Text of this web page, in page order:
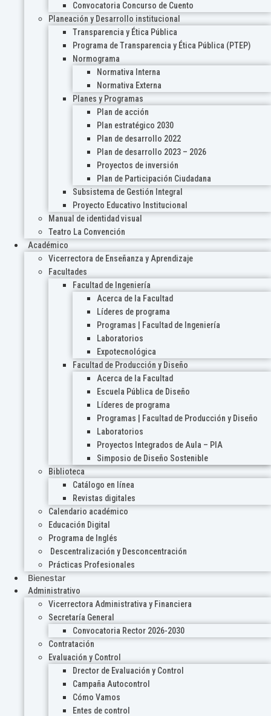
Convocatoria Concurso de Cuento
Planeación y Desarrollo institucional
Transparencia y Ética Pública
Programa de Transparencia y Ética Pública (PTEP)
Normograma
Normativa Interna
Normativa Externa
Planes y Programas
Plan de acción
Plan estratégico 2030
Plan de desarrollo 2022
Plan de desarrollo 2023 – 2026
Proyectos de inversión
Plan de Participación Ciudadana
Subsistema de Gestión Integral
Proyecto Educativo Institucional
Manual de identidad visual
Teatro La Convención
Académico
Vicerrectora de Enseñanza y Aprendizaje
Facultades
Facultad de Ingeniería
Acerca de la Facultad
Líderes de programa
Programas | Facultad de Ingeniería
Laboratorios
Expotecnológica
Facultad de Producción y Diseño
Acerca de la Facultad
Escuela Pública de Diseño
Líderes de programa
Programas | Facultad de Producción y Diseño
Laboratorios
Proyectos Integrados de Aula – PIA
Simposio de Diseño Sostenible
Biblioteca
Catálogo en línea
Revistas digitales
Calendario académico
Educación Digital
Programa de Inglés
Descentralización y Desconcentración
Prácticas Profesionales
Bienestar
Administrativo
Vicerrectora Administrativa y Financiera
Secretaría General
Convocatoria Rector 2026-2030
Contratación
Evaluación y Control
Drector de Evaluación y Control
Campaña Autocontrol
Cómo Vamos
Entes de control